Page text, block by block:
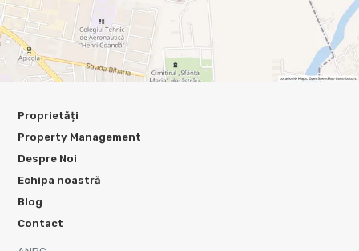
Proprietăți
Property Management
Despre Noi
Echipa noastră
Blog
Contact